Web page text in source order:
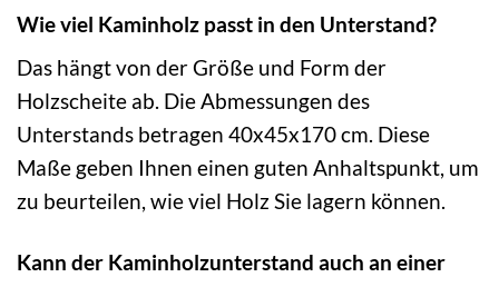
Wie viel Kaminholz passt in den Unterstand?
Das hängt von der Größe und Form der
Holzscheite ab. Die Abmessungen des
Unterstands betragen 40x45x170 cm. Diese
Maße geben Ihnen einen guten Anhaltspunkt, um
zu beurteilen, wie viel Holz Sie lagern können.
Kann der Kaminholzunterstand auch an einer